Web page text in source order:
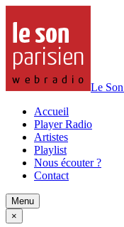
Le
Accueil
Player Radio
Artistes
Playlist
Nous écouter ?
Contact
Menu
×